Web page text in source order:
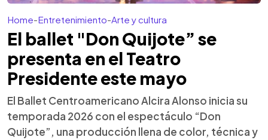
Home-Entretenimiento-Arte y cultura
El ballet "Don Quijote” se
presenta en el Teatro
Presidente este mayo
El Ballet Centroamericano Alcira Alonso inicia su
temporada 2026 con el espectáculo “Don
Quijote”, una producción llena de color, técnica y